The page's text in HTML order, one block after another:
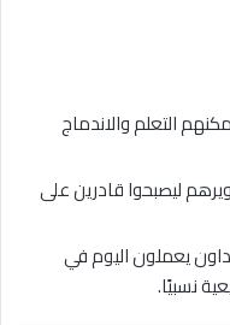
بدرجة ذكاء بين 55–70% يمكنهم التعلم والاندماج
يمكن تطويرهم ليصبحوا قادرين على
يعملون اليوم في
نسبيًا.